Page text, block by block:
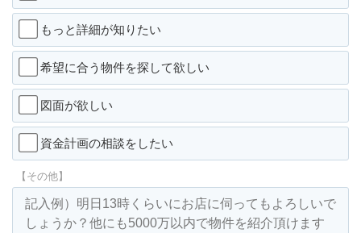
もっと詳細が知りたい
希望に合う物件を探して欲しい
図面が欲しい
資金計画の相談をしたい
【その他】